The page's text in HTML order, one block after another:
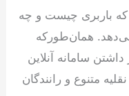
که باربری چیست و چه
می‌دهد. همان‌طورکه
داشتن سامانه آنلاین
متنوع و رانندگان